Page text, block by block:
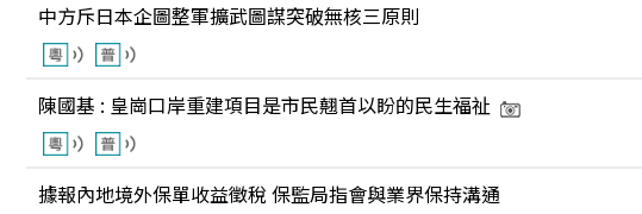
中方斥日本企圖整軍擴武圖謀突破無核三原則
陳國基 : 皇崗口岸重建項目是市民翹首以盼的民生福祉
據報內地境外保單收益徵稅 保監局指會與業界保持溝通